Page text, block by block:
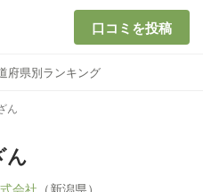
口コミを投稿
府県別ランキング
ん
ん
会社 （新潟県）